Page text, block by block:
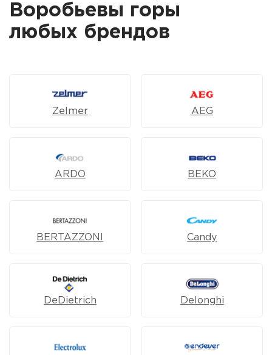
Воробьевы горы
любых брендов
Zelmer AEG
ARDO BEKO
BERTAZZONI Candy
DeDietrich Delonghi